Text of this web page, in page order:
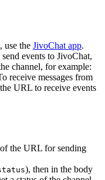
use the JivoChat app.
events to JivoChat,
channel, for example:
receive messages from
URL to receive events
the URL for sending
), then in the body